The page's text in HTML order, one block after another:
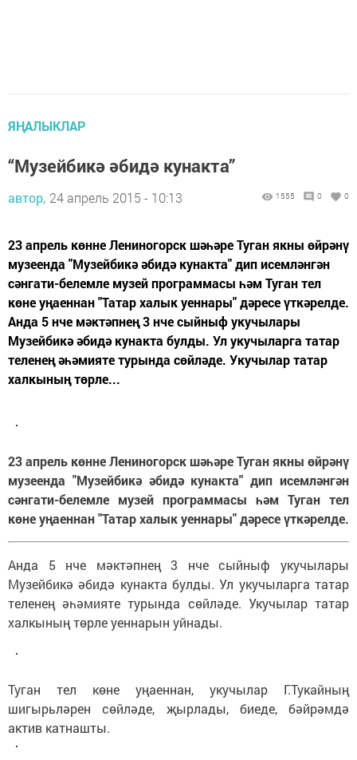
ЯҢАЛЫКЛАР
“Музейбикә әбидә кунакта”
автор, 24 апрель 2015 - 10:13 1555 0 0
23 апрель көнне Лениногорск шәһәре Туган якны өйрәнү
музеенда "Музейбикә әбидә кунакта" дип исемләнгән
сәнгати-белемле музей программасы һәм Туган тел
көне уңаеннан "Татар халык уеннары" дәресе үткәрелде.
Анда 5 нче мәктәпнең 3 нче сыйныф укучылары
Музейбикә әбидә кунакта булды. Ул укучыларга татар
теленең әһәмияте турында сөйләде. Укучылар татар
халкының төрле...
23 апрель көнне Лениногорск шәһәре Туган якны өйрәнү
музеенда "Музейбикә әбидә кунакта" дип исемләнгән
сәнгати-белемле музей программасы һәм Туган тел
көне уңаеннан "Татар халык уеннары" дәресе үткәрелде.
Анда 5 нче мәктәпнең 3 нче сыйныф укучылары
Музейбикә әбидә кунакта булды. Ул укучыларга татар
теленең әһәмияте турында сөйләде. Укучылар татар
халкының төрле уеннарын уйнады.
Туган тел көне уңаеннан, укучылар Г.Тукайның
шигырьләрен сөйләде, җырлады, биеде, бәйрәмдә
актив катнашты.